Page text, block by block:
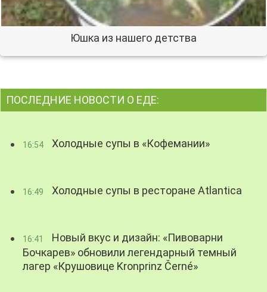
Юшка из нашего детства
ПОСЛЕДНИЕ НОВОСТИ О ЕДЕ:
16:54 Холодные супы в «Кофемании»
16:49 Холодные супы в ресторане Atlantica
16:41
Новый вкус и дизайн: «Пивоварни
Бочкарев» обновили легендарный темный
лагер «Крушовице Kronprinz Černé»